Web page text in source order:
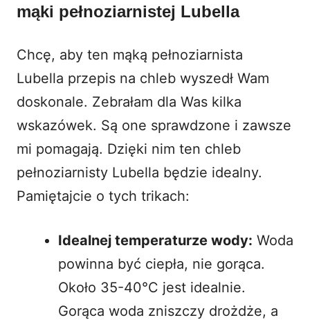
mąki pełnoziarnistej Lubella
Chcę, aby ten mąką pełnoziarnista
Lubella przepis na chleb wyszedł Wam
doskonale. Zebrałam dla Was kilka
wskazówek. Są one sprawdzone i zawsze
mi pomagają. Dzięki nim ten chleb
pełnoziarnisty Lubella będzie idealny.
Pamiętajcie o tych trikach:
Idealnej temperaturze wody: Woda
powinna być ciepła, nie gorąca.
Około 35-40°C jest idealnie.
Gorąca woda zniszczy drożdże, a